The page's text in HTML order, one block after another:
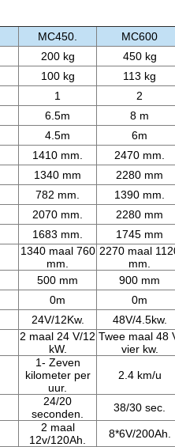
MC450. MC600
200 kg 450 kg
100 kg 113 kg
1 2
6.5m 8 m
4.5m 6m
1410 mm. 2470 mm.
1340 mm 2280 mm
782 mm. 1390 mm.
2070 mm. 2280 mm
1683 mm. 1745 mm
1340 maal 760
mm.
2270 maal
mm.
500 mm 900 mm
0m 0m
24V/12Kw. 48V/4.5kw.
2 maal 24 V/12
kW.
Twee maal 48
vier kw.
1- Zeven
kilometer per
uur.
2.4 km/u
24/20
seconden.
38/30 sec.
2 maal
12v/120Ah.
8*6V/200Ah.